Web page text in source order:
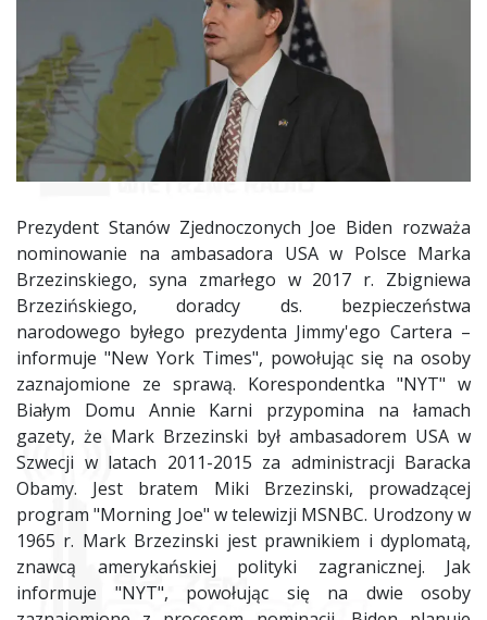
Prezydent Stanów Zjednoczonych Joe Biden rozważa
nominowanie na ambasadora USA w Polsce Marka
Brzezinskiego, syna zmarłego w 2017 r. Zbigniewa
Brzezińskiego, doradcy ds. bezpieczeństwa
narodowego byłego prezydenta Jimmy'ego Cartera –
informuje "New York Times", powołując się na osoby
zaznajomione ze sprawą. Korespondentka "NYT" w
Białym Domu Annie Karni przypomina na łamach
gazety, że Mark Brzezinski był ambasadorem USA w
Szwecji w latach 2011-2015 za administracji Baracka
Obamy. Jest bratem Miki Brzezinski, prowadzącej
program "Morning Joe" w telewizji MSNBC. Urodzony w
1965 r. Mark Brzezinski jest prawnikiem i dyplomatą,
znawcą amerykańskiej polityki zagranicznej. Jak
informuje "NYT", powołując się na dwie osoby